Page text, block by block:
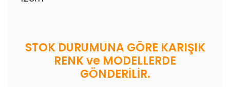
STOK DURUMUNA GÖRE KARIŞIK
RENK ve MODELLERDE
GÖNDERİLİR.